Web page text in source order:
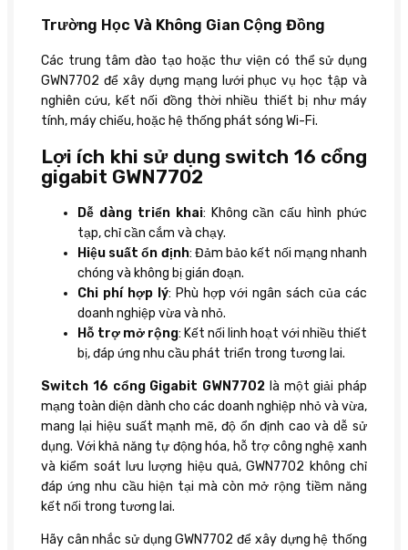
Trường Học Và Không Gian Cộng Đồng
Các trung tâm đào tạo hoặc thư viện có thể sử dụng
GWN7702 để xây dựng mạng lưới phục vụ học tập và
nghiên cứu, kết nối đồng thời nhiều thiết bị như máy
tính, máy chiếu, hoặc hệ thống phát sóng Wi-Fi.
Lợi ích khi sử dụng switch 16 cổng
gigabit GWN7702
Dễ dàng triển khai: Không cần cấu hình phức
tạp, chỉ cần cắm và chạy.
Hiệu suất ổn định: Đảm bảo kết nối mạng nhanh
chóng và không bị gián đoạn.
Chi phí hợp lý: Phù hợp với ngân sách của các
doanh nghiệp vừa và nhỏ.
Hỗ trợ mở rộng: Kết nối linh hoạt với nhiều thiết
bị, đáp ứng nhu cầu phát triển trong tương lai.
Switch 16 cổng Gigabit GWN7702 là một giải pháp
mạng toàn diện dành cho các doanh nghiệp nhỏ và vừa,
mang lại hiệu suất mạnh mẽ, độ ổn định cao và dễ sử
dụng. Với khả năng tự động hóa, hỗ trợ công nghệ xanh
và kiểm soát lưu lượng hiệu quả, GWN7702 không chỉ
đáp ứng nhu cầu hiện tại mà còn mở rộng tiềm năng
kết nối trong tương lai.
Hãy cân nhắc sử dụng GWN7702 để xây dựng hệ thống